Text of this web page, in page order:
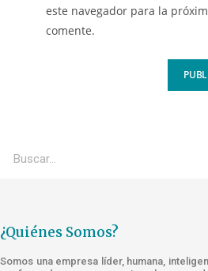
este navegador para la
comente.
¿Quiénes Somos?
Somos una empresa líder, humana,